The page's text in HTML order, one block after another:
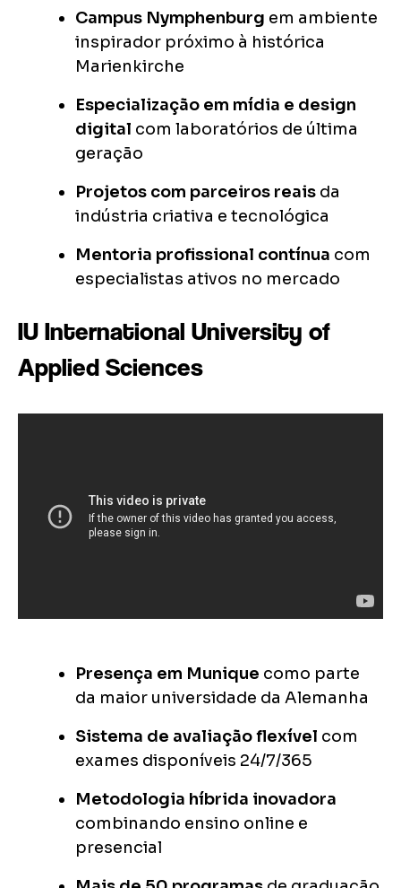
Campus Nymphenburg em ambiente
inspirador próximo à histórica
Marienkirche
Especialização em mídia e design
digital com laboratórios de última
geração
Projetos com parceiros reais da
indústria criativa e tecnológica
Mentoria profissional contínua com
especialistas ativos no mercado
IU International University of
Applied Sciences
Presença em Munique como parte
da maior universidade da Alemanha
Sistema de avaliação flexível com
exames disponíveis 24/7/365
Metodologia híbrida inovadora
combinando ensino online e
presencial